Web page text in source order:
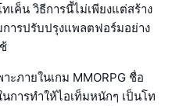
เค็น วิธีการนี้ไม่เพียงแต่สร้าง
ารปรับปรุงแพลตฟอร์มอย่าง
ะภายในเกม MMORPG ชื่อ
การทำให้ไอเท็มหนักๆ เป็นโท